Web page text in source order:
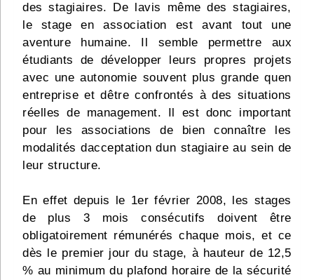
Désabo Lettrasso
Nous contacter
des stagiaires. De lavis même des stagiaires,
le stage en association est avant tout une
aventure humaine. Il semble permettre aux
étudiants de développer leurs propres projets
avec une autonomie souvent plus grande quen
entreprise et dêtre confrontés à des situations
réelles de management. Il est donc important
pour les associations de bien connaître les
modalités dacceptation dun stagiaire au sein de
leur structure.
En effet depuis le 1er février 2008, les stages
de plus 3 mois consécutifs doivent être
obligatoirement rémunérés chaque mois, et ce
dès le premier jour du stage, à hauteur de 12,5
% au minimum du plafond horaire de la sécurité